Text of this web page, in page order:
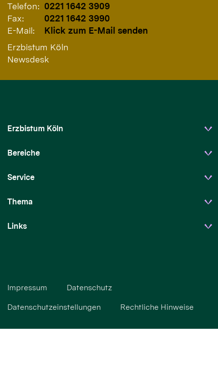
Telefon: 0221 1642 3909
Fax:
0221 1642 3990
E-Mail:
Klick zum E-Mail senden
Erzbistum Köln
Newsdesk
Erzbistum Köln
Bereiche
Service
Thema
Links
Impressum Datenschutz
Datenschutzeinstellungen Rechtliche Hinweise